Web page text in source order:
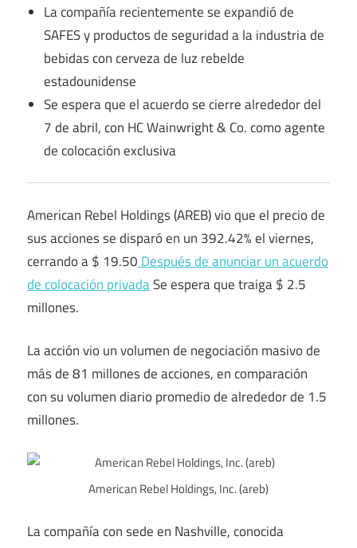
La compañía recientemente se expandió de
SAFES y productos de seguridad a la industria de
bebidas con cerveza de luz rebelde
estadounidense
Se espera que el acuerdo se cierre alrededor del
7 de abril, con HC Wainwright & Co. como agente
de colocación exclusiva
American Rebel Holdings (AREB) vio que el precio de
sus acciones se disparó en un 392.42% el viernes,
cerrando a $ 19.50 Después de anunciar un acuerdo
de colocación privadaSe espera que traiga $ 2.5
millones.
La acción vio un volumen de negociación masivo de
más de 81 millones de acciones, en comparación
con su volumen diario promedio de alrededor de 1.5
millones.
American Rebel Holdings, Inc. (areb)
La compañía con sede en Nashville, conocida